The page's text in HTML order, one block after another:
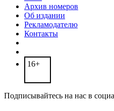
Архив номеров
Об издании
Рекламодателю
Контакты
16+
Подписывайтесь на нас в